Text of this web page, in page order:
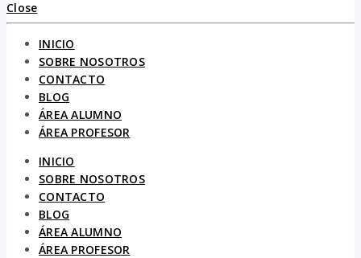
Close
INICIO
SOBRE NOSOTROS
CONTACTO
BLOG
ÁREA ALUMNO
ÁREA PROFESOR
INICIO
SOBRE NOSOTROS
CONTACTO
BLOG
ÁREA ALUMNO
ÁREA PROFESOR